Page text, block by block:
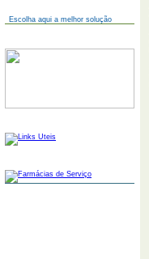
Escolha aqui a melhor solução